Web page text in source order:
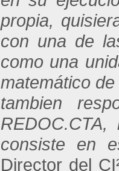
propia,
con una de
como una
matemático
tambien
consiste en
Director del